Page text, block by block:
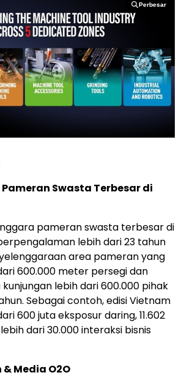
Perbesar
Perbesar
Swasta Terbesar di
pameran swasta terbesar di
lebih dari 23 tahun
area pameran yang
600.000 meter persegi dan
lebih dari 600.000 pihak
Sebagai contoh,edisi Vietnam
600 juta eksposur daring, 11.602
dari 30.000 interaksi bisnis
Media O2O